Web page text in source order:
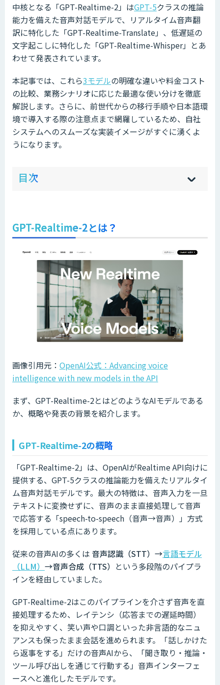
中核となる「GPT-Realtime-2」はGPT-5クラスの推論
能力を備えた音声対話モデルで、リアルタイム音声翻
訳に特化した「GPT-Realtime-Translate」、低遅延の
文字起こしに特化した「GPT-Realtime-Whisper」とあ
わせて発表されています。
本記事では、これら3モデルの明確な違いや料金コスト
の比較、業務シナリオに応じた最適な使い分けを徹底
解説します。さらに、前世代からの移行手順や日本語環
境で導入する際の注意点まで網羅しているため、自社
システムへのスムーズな実装イメージがすぐに湧くよ
うになります。
目次 hi
]
sh
]
GPT-Realtime-2とは？
画像引用元： OpenAI公式：Advancing voice
intelligence with new models in the API
まず、GPT-Realtime-2とはどのようなAIモデルである
か、概略や発表の背景を紹介します。
GPT-Realtime-2の概略
「GPT-Realtime-2」は、OpenAIがRealtime API向けに
提供する、GPT-5クラスの推論能力を備えたリアルタイ
ム音声対話モデルです。最大の特徴は、音声入力を一旦
テキストに変換せずに、音声のまま直接処理して音声
で応答する「speech-to-speech（音声→音声）」方式
を採用している点にあります。
従来の音声AIの多くは 音声認識（STT）→言語モデル
（LLM） →音声合成（TTS） という多段階のパイプラ
インを経由していました。
GPT-Realtime-2はこのパイプラインを介さず音声を直
接処理するため、レイテンシ（応答までの遅延時間）
を抑えやすく、笑い声や口調といった非言語的なニュ
アンスも保ったまま会話を進められます。「話しかけた
ら返事をする」だけの音声AIから、「聞き取り・推論・
ツール呼び出しを通じて行動する」音声インターフェ
ースへと進化したモデルです。